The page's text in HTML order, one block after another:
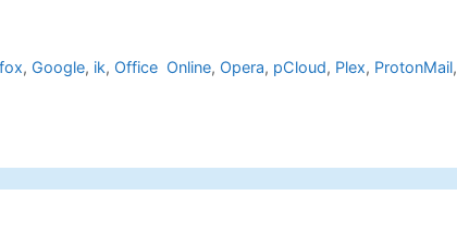
, Google, ik, Office Online, Opera, pCloud, Plex, ProtonMail,